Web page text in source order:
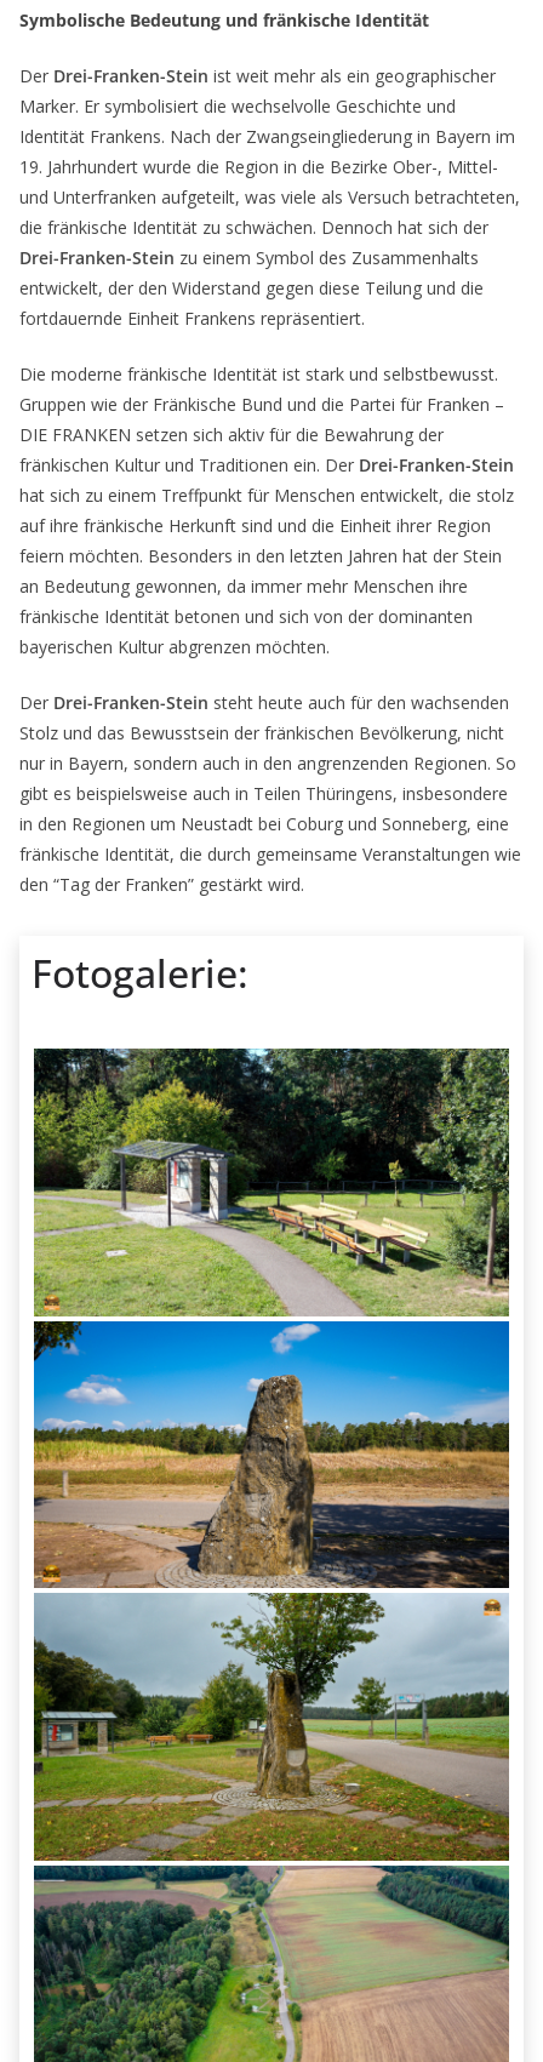
Symbolische Bedeutung und fränkische Identität
Der Drei-Franken-Stein ist weit mehr als ein geographischer
Marker. Er symbolisiert die wechselvolle Geschichte und
Identität Frankens. Nach der Zwangseingliederung in Bayern im
19. Jahrhundert wurde die Region in die Bezirke Ober-, Mittel-
und Unterfranken aufgeteilt, was viele als Versuch betrachteten,
die fränkische Identität zu schwächen. Dennoch hat sich der
Drei-Franken-Stein zu einem Symbol des Zusammenhalts
entwickelt, der den Widerstand gegen diese Teilung und die
fortdauernde Einheit Frankens repräsentiert.
Die moderne fränkische Identität ist stark und selbstbewusst.
Gruppen wie der Fränkische Bund und die Partei für Franken –
DIE FRANKEN setzen sich aktiv für die Bewahrung der
fränkischen Kultur und Traditionen ein. Der Drei-Franken-Stein
hat sich zu einem Treffpunkt für Menschen entwickelt, die stolz
auf ihre fränkische Herkunft sind und die Einheit ihrer Region
feiern möchten. Besonders in den letzten Jahren hat der Stein
an Bedeutung gewonnen, da immer mehr Menschen ihre
fränkische Identität betonen und sich von der dominanten
bayerischen Kultur abgrenzen möchten.
Der Drei-Franken-Stein steht heute auch für den wachsenden
Stolz und das Bewusstsein der fränkischen Bevölkerung, nicht
nur in Bayern, sondern auch in den angrenzenden Regionen. So
gibt es beispielsweise auch in Teilen Thüringens, insbesondere
in den Regionen um Neustadt bei Coburg und Sonneberg, eine
fränkische Identität, die durch gemeinsame Veranstaltungen wie
den “Tag der Franken” gestärkt wird.
Fotogalerie: